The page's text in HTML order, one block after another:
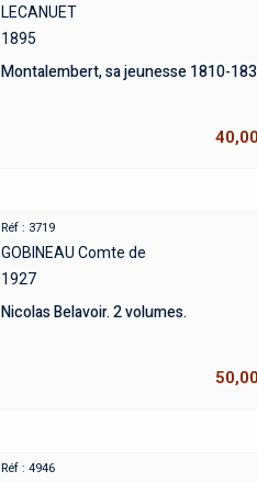
LECANUET
1895
Montalembert, sa jeunesse 1810-
40,00
Réf : 3719
GOBINEAU Comte de
1927
Nicolas Belavoir. 2 volumes.
50,00
Réf : 4946